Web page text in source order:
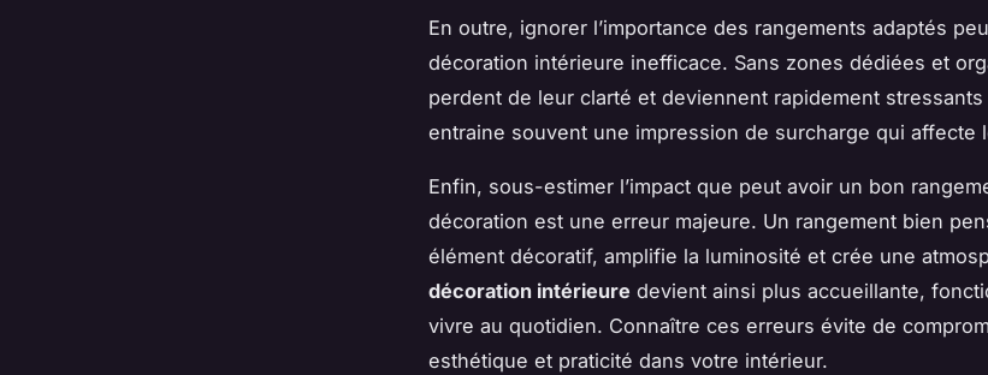
En outre, ignorer l’importance des rangements adaptés
décoration intérieure inefficace. Sans zones dédiées et
perdent de leur clarté et deviennent rapidement
entraine souvent une impression de surcharge qui affecte
Enfin, sous-estimer l’impact que peut avoir un bon
décoration est une erreur majeure. Un rangement bien
élément décoratif, amplifie la luminosité et crée une
décoration intérieure devient ainsi plus accueillante,
vivre au quotidien. Connaître ces erreurs évite de
esthétique et praticité dans votre intérieur.